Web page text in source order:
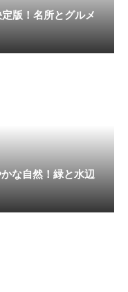
版！名所とグルメ
な自然！緑と水辺